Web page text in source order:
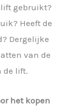
gebruikt?
Heeft de
Dergelijke
van de
de lift.
het kopen